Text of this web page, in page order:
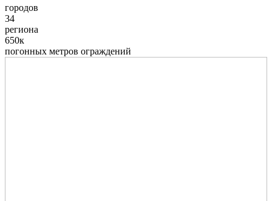
городов
34
региона
650к
погонных метров ограждений